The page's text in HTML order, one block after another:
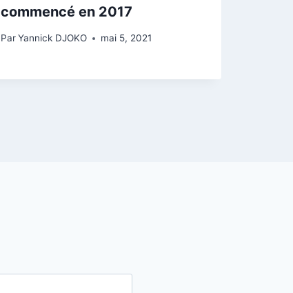
commencé en 2017
Par Yannick DJOKO mai 5, 2021